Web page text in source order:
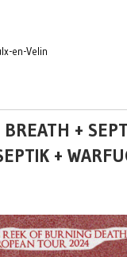
en-Velin
+
+